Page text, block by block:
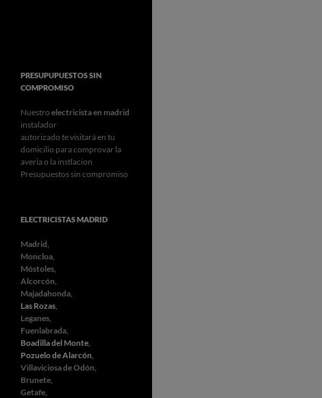
PRESUPUPUESTOS SIN
COMPROMISO
Nuestro electricista en madrid
instalador
autorizado te visitará en tu
domicilio para comprovar la
averia o la instlacion
Presupuestos sin compromiso
ELECTRICISTAS MADRID
Madrid,
Moncloa,
Móstoles,
Alcorcón,
Majadahonda,
Las Rozas,
Leganes,
Fuenlabrada,
Boadilla del Monte,
Pozuelo de Alarcón,
Villaviciosa de Odón,
Brunete,
Getafe,